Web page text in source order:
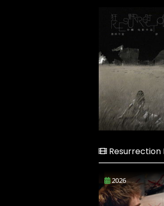
Resurrection
2026